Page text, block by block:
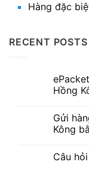
Hàng đặc
RECENT POSTS
Hồng
Gửi
Kông
Câu